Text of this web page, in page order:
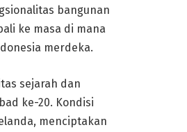
bangunan
ke masa di mana
merdeka.
sejarah dan
ke-20. Kondisi
menciptakan